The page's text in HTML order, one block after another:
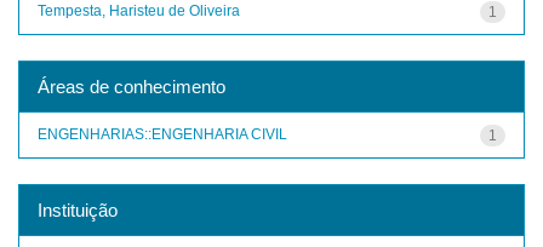
1
Tempesta, Haristeu de Oliveira
Áreas de conhecimento
1
ENGENHARIAS::ENGENHARIA CIVIL
Instituição